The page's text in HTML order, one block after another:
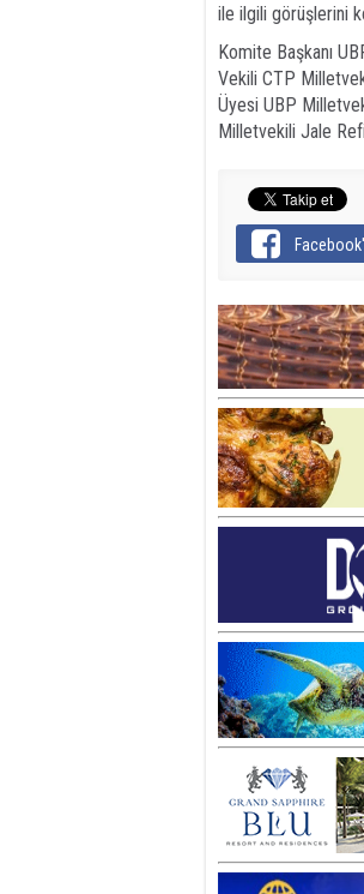
ile ilgili görüşlerini
Komite Başkanı
Vekili CTP
Üyesi UBP
Milletvekili Jale